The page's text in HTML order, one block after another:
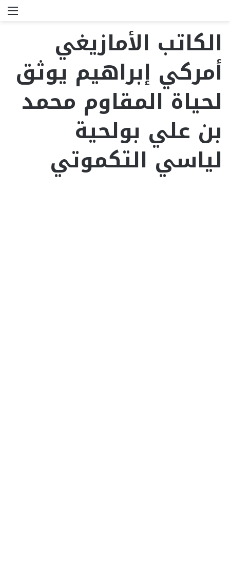
الكاتب الأمازيغي
أمركي إبراهيم يوثق
لحياة المقاوم محمد
بن علي بولحية
لياسي التكموتي